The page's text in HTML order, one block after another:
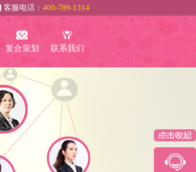
客服电话： 400-789-1314
复合策划 联系我们